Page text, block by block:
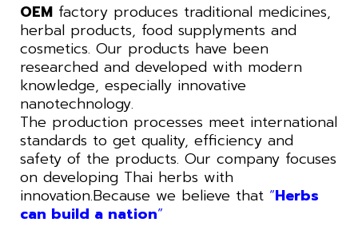
OEMfactory produces traditional medicines,
herbal products, food supplyments and
cosmetics. Our products have been
researched and developed with modern
knowledge, especially innovative
nanotechnology.
The production processes meet international
standards to get quality, efficiency and
safety of the products. Our company focuses
on developing Thai herbs with
innovation.Because we believe that “Herbs
can build a nation”